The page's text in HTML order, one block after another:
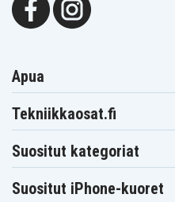
Apua
Tekniikkaosat.fi
Suositut kategoriat
Suositut iPhone-kuoret